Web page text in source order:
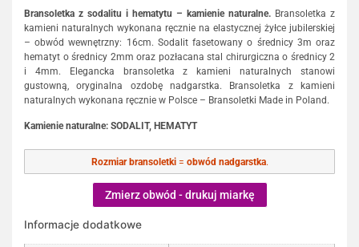
Bransoletka z sodalitu i hematytu – kamienie naturalne. Bransoletka z
kamieni naturalnych wykonana ręcznie na elastycznej żyłce jubilerskiej
– obwód wewnętrzny: 16cm. Sodalit fasetowany o średnicy 3m oraz
hematyt o średnicy 2mm oraz pozłacana stal chirurgiczna o średnicy 2
i 4mm. Elegancka bransoletka z kamieni naturalnych stanowi
gustowną, oryginalna ozdobę nadgarstka. Bransoletka z kamieni
naturalnych wykonana ręcznie w Polsce – Bransoletki Made in Poland.
Kamienie naturalne: SODALIT, HEMATYT
Rozmiar bransoletki= obwód nadgarstka.
Zmierz obwód - drukuj miarkę
Informacje dodatkowe